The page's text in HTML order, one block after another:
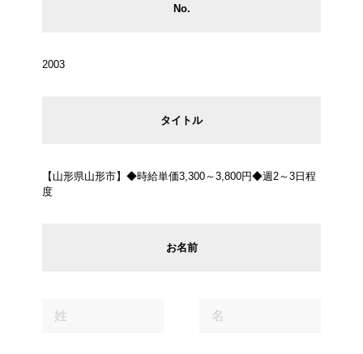
No.
2003
タイトル
【山形県山形市】◆時給単価3,300～3,800円◆週2～3日程
度
お名前